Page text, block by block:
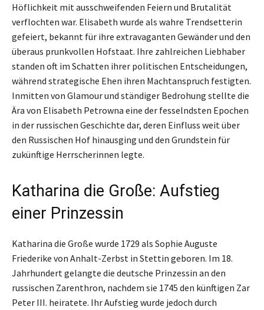
Höflichkeit mit ausschweifenden Feiern und Brutalität
verflochten war. Elisabeth wurde als wahre Trendsetterin
gefeiert, bekannt für ihre extravaganten Gewänder und den
überaus prunkvollen Hofstaat. Ihre zahlreichen Liebhaber
standen oft im Schatten ihrer politischen Entscheidungen,
während strategische Ehen ihren Machtanspruch festigten.
Inmitten von Glamour und ständiger Bedrohung stellte die
Ära von Elisabeth Petrowna eine der fesselndsten Epochen
in der russischen Geschichte dar, deren Einfluss weit über
den Russischen Hof hinausging und den Grundstein für
zukünftige Herrscherinnen legte.
Katharina die Große: Aufstieg
einer Prinzessin
Katharina die Große wurde 1729 als Sophie Auguste
Friederike von Anhalt-Zerbst in Stettin geboren. Im 18.
Jahrhundert gelangte die deutsche Prinzessin an den
russischen Zarenthron, nachdem sie 1745 den künftigen Zar
Peter III. heiratete. Ihr Aufstieg wurde jedoch durch